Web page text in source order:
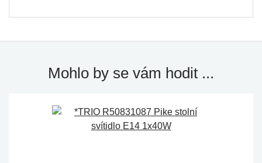
Mohlo by se vám hodit ...